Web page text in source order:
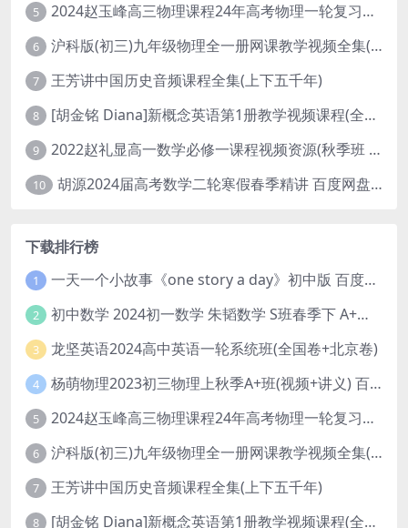
5 2024赵玉峰高三物理课程24年高考物理一轮复习网课教程
6 沪科版(初三)九年级物理全一册网课教学视频全集(录播版 杜春雨 66讲)
7 王芳讲中国历史音频课程全集(上下五千年)
8 [胡金铭 Diana]新概念英语第1册教学视频课程(全集 百度网盘下载)
9 2022赵礼显高一数学必修一课程视频资源(秋季班 含讲义)百度网盘云
10 胡源2024届高考数学二轮寒假春季精讲 百度网盘分享
下载排行榜
1 一天一个小故事《one story a day》初中版 百度网盘分享下载
2 初中数学 2024初一数学 朱韬数学 S班春季下 A+班春季下 百度云网盘
3 龙坚英语2024高中英语一轮系统班(全国卷+北京卷)
4 杨萌物理2023初三物理上秋季A+班(视频+讲义) 百度网盘分享
5 2024赵玉峰高三物理课程24年高考物理一轮复习网课教程
6 沪科版(初三)九年级物理全一册网课教学视频全集(录播版 杜春雨 66讲)
7 王芳讲中国历史音频课程全集(上下五千年)
8 [胡金铭 Diana]新概念英语第1册教学视频课程(全集 百度网盘下载)